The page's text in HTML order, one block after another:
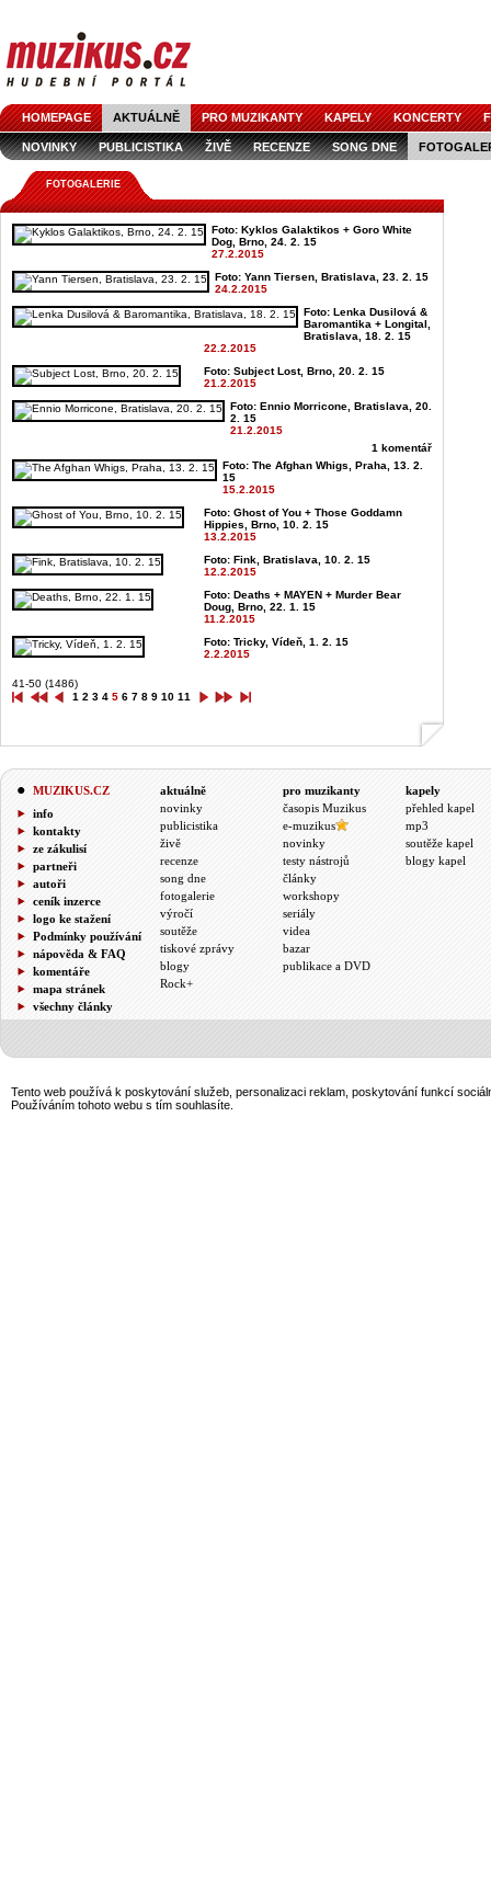
HOMEPAGE AKTUÁLNĚ PRO MUZIKANTY KAPELY KONCERTY
NOVINKY PUBLICISTIKA ŽIVĚ RECENZE SONG DNE
FOTOGALERIE
Foto: Kyklos Galaktikos + Goro White
Dog, Brno, 24. 2. 15
27.2.2015
Foto: Yann Tiersen, Bratislava, 23. 2. 15
24.2.2015
Foto: Lenka Dusilová &
Baromantika + Longital,
Bratislava, 18. 2. 15
22.2.2015
Foto: Subject Lost, Brno, 20. 2. 15
21.2.2015
Foto: Ennio Morricone, Bratislava, 20.
2. 15
21.2.2015
1 komentář
Foto: The Afghan Whigs, Praha, 13. 2.
15
15.2.2015
Foto: Ghost of You + Those Goddamn
Hippies, Brno, 10. 2. 15
13.2.2015
Foto: Fink, Bratislava, 10. 2. 15
12.2.2015
Foto: Deaths + MAYEN + Murder Bear
Doug, Brno, 22. 1. 15
11.2.2015
Foto: Tricky, Vídeň, 1. 2. 15
2.2.2015
41-50 (1486)
1 2 3 4 5 6 7 8 9 10 11
MUZIKUS.CZ
info
kontakty
ze zákulisí
partneři
autoři
ceník inzerce
logo ke stažení
Podmínky používání
nápověda & FAQ
komentáře
mapa stránek
všechny články
aktuálně
novinky
publicistika
živě
recenze
song dne
fotogalerie
výročí
soutěže
tiskové zprávy
blogy
Rock+
pro muzikanty
časopis Muzikus
e-muzikus
novinky
testy nástrojů
články
workshopy
seriály
videa
bazar
publikace a DVD
kapely
přehled kapel
mp3
soutěže kapel
blogy kapel
Tento web používá k poskytování služeb, personalizaci reklam, poskytování funkcí
Používáním tohoto webu s tím souhlasíte.